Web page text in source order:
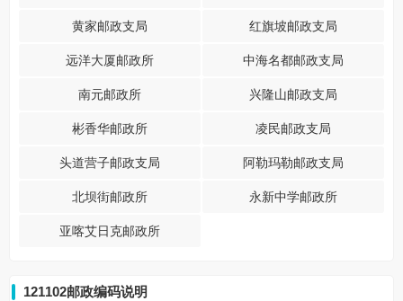
黄家邮政支局 红旗坡邮政支局
远洋大厦邮政所 中海名都邮政支局
南元邮政所 兴隆山邮政支局
彬香华邮政所 凌民邮政支局
头道营子邮政支局 阿勒玛勒邮政支局
北坝街邮政所 永新中学邮政所
亚喀艾日克邮政所
121102邮政编码说明